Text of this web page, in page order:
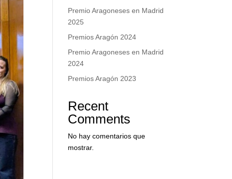
Premio Aragoneses en Madrid
2025
Premios Aragón 2024
Premio Aragoneses en Madrid
2024
Premios Aragón 2023
Recent
Comments
No hay comentarios que
mostrar.